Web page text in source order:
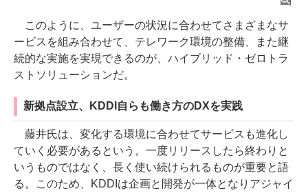
このように、ユーザーの状況に合わせてさまざまなサ
ービスを組み合わせて、テレワーク環境の整備、また継
続的な実施を実現できるのが、ハイブリッド・ゼロトラ
ストソリューションだ。
新拠点設立、KDDI自らも働き方のDXを実践
藤井氏は、変化する環境に合わせてサービスも進化し
ていく必要があるという。一度リリースしたら終わりと
いうものではなく、長く使い続けられるものが重要と語
る。このため、KDDIは企画と開発が一体となりアジャイ